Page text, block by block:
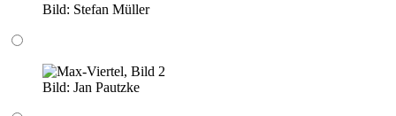
Bild: Stefan Müller
Bild: Jan Pautzke